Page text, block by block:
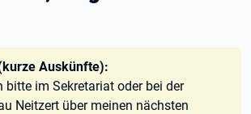
Auskünfte):
bitte im Sekretariat oder bei der
Neitzert über meinen nächsten